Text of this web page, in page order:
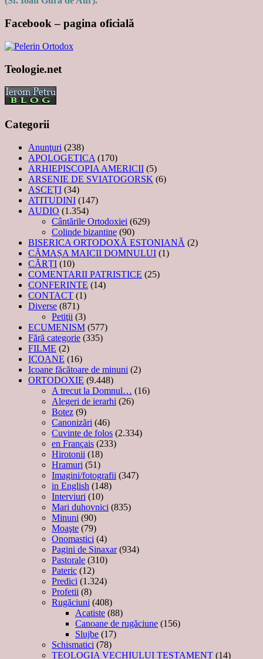
Facebook – pagina oficială
Teologie.net
Categorii
Anunţuri (238)
APOLOGETICA (170)
ARHIEPISCOPIA AMERICII (5)
ARSENIE DE SVIATOGORSK (6)
ASCEȚI (34)
ATITUDINI (147)
AUDIO (1.354)
Cântările Ortodoxiei (629)
Colinde bizantine (90)
BISERICA ORTODOXĂ ESTONIANĂ (2)
CĂMAȘA MAICII DOMNULUI (1)
CĂRȚI (10)
COMENTARII PATRISTICE (25)
CONFERINTE (14)
CONTACT (1)
Diverse (871)
Petiţii (3)
ECUMENISM (577)
Fără categorie (335)
FILME (2)
ICOANE (16)
Icoane făcătoare de minuni (2)
ORTODOXIE (9.448)
A trecut la Domnul… (16)
Alegeri de ierarhi (26)
Botez (9)
Canonizări (46)
Cuvinte de folos (2.334)
en Français (233)
Hirotonii (18)
Hramuri (51)
Imagini/fotografii (347)
in English (148)
Interviuri (10)
Mari duhovnici (835)
Minuni (90)
Moaşte (79)
Onomastici (4)
Pagini de Sinaxar(934)
Pastorale (310)
Pateric (12)
Predici (1.324)
Profetii (8)
Rugăciuni (408)
Acatiste (88)
Canoane de rugăciune (156)
Slujbe (17)
Schismatici (78)
TEOLOGIA VECHIULUI TESTAMENT (14)